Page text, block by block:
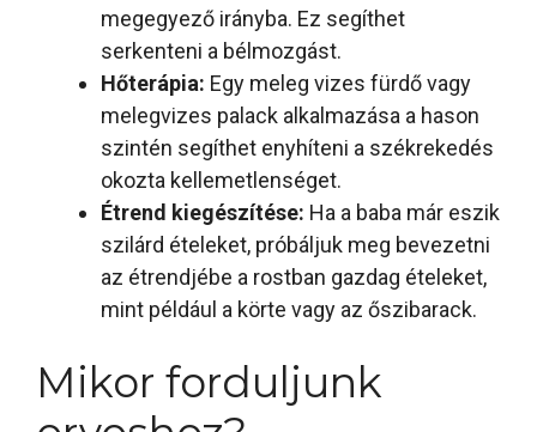
megegyező irányba. Ez segíthet
serkenteni a bélmozgást.
Hőterápia: Egy meleg vizes fürdő vagy
melegvizes palack alkalmazása a hason
szintén segíthet enyhíteni a székrekedés
okozta kellemetlenséget.
Étrend kiegészítése: Ha a baba már eszik
szilárd ételeket, próbáljuk meg bevezetni
az étrendjébe a rostban gazdag ételeket,
mint például a körte vagy az őszibarack.
Mikor forduljunk